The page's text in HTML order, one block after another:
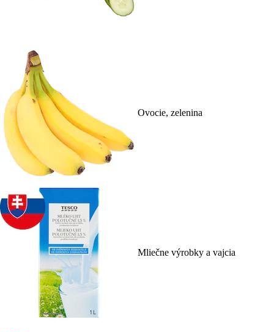
Ovocie, zelenina
Mliečne výrobky a vajcia